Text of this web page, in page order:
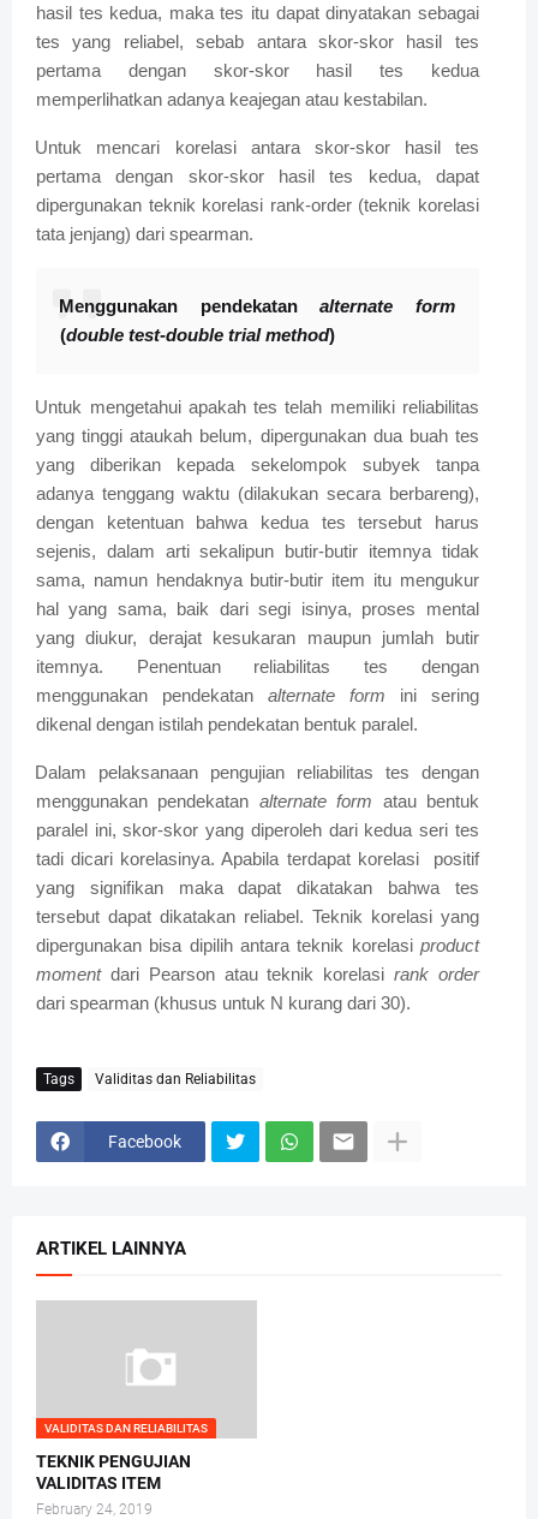
hasil tes kedua, maka tes itu dapat dinyatakan sebagai
tes yang reliabel, sebab antara skor-skor hasil tes
pertama dengan skor-skor hasil tes kedua
memperlihatkan adanya keajegan atau kestabilan.
Untuk mencari korelasi antara skor-skor hasil tes
pertama dengan skor-skor hasil tes kedua, dapat
dipergunakan teknik korelasi rank-order (teknik korelasi
tata jenjang) dari spearman.
Menggunakan pendekatanalternate form
(double test-double trial method)
Untuk mengetahui apakah tes telah memiliki reliabilitas
yang tinggi ataukah belum, dipergunakan dua buah tes
yang diberikan kepada sekelompok subyek tanpa
adanya tenggang waktu (dilakukan secara berbareng),
dengan ketentuan bahwa kedua tes tersebut harus
sejenis, dalam arti sekalipun butir-butir itemnya tidak
sama, namun hendaknya butir-butir item itu mengukur
hal yang sama, baik dari segi isinya, proses mental
yang diukur, derajat kesukaran maupun jumlah butir
itemnya. Penentuan reliabilitas tes dengan
menggunakan pendekatan alternate form ini sering
dikenal dengan istilah pendekatan bentuk paralel.
Dalam pelaksanaan pengujian reliabilitas tes dengan
menggunakan pendekatan alternate form atau bentuk
paralel ini, skor-skor yang diperoleh dari kedua seri tes
tadi dicari korelasinya. Apabila terdapat korelasi positif
yang signifikan maka dapat dikatakan bahwa tes
tersebut dapat dikatakan reliabel. Teknik korelasi yang
dipergunakan bisa dipilih antara teknik korelasi product
momentdari Pearson atau teknik korelasirank order
dari spearman (khusus untuk N kurang dari 30).
Tags Validitas dan Reliabilitas
Facebook
ARTIKEL LAINNYA
VALIDITAS DAN RELIABILITAS
TEKNIK PENGUJIAN
VALIDITAS ITEM
February 24, 2019